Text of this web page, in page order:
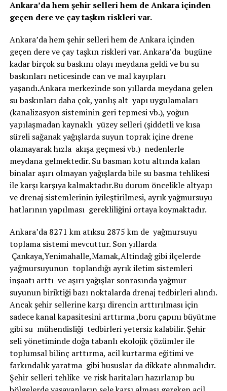
Ankara’da hem şehir selleri hem de Ankara içinden
geçen dere ve çay taşkın riskleri var.
Ankara’da hem şehir selleri hem de Ankara içinden
geçen dere ve çay taşkın riskleri var. Ankara’da bugüne
kadar birçok su baskını olayı meydana geldi ve bu su
baskınları neticesinde can ve mal kayıpları
yaşandı.Ankara merkezinde son yıllarda meydana gelen
su baskınları daha çok, yanlış alt yapı uygulamaları
(kanalizasyon sisteminin geri tepmesi vb.), yoğun
yapılaşmadan kaynaklı yüzey selleri (şiddetli ve kısa
süreli sağanak yağışlarda suyun toprak içine drene
olamayarak hızla akışa geçmesi vb.) nedenlerle
meydana gelmektedir. Su basman kotu altında kalan
binalar aşırı olmayan yağışlarda bile su basma tehlikesi
ile karşı karşıya kalmaktadır.Bu durum öncelikle altyapı
ve drenaj sistemlerinin iyileştirilmesi, ayrık yağmursuyu
hatlarının yapılması gerekliliğini ortaya koymaktadır.
Ankara’da 8271 km atıksu 2875 km de yağmursuyu
toplama sistemi mevcuttur. Son yıllarda
Çankaya,Yenimahalle,Mamak,Altindağ gibi ilçelerde
yağmursuyunun toplandığı ayrık iletim sistemleri
inşaatı arttı ve aşırı yağışlar sonrasında yağmur
suyunun biriktiği bazı noktalarda drenaj tedbirleri alındı.
Ancak şehir sellerine karşı direncin arttırılması için
sadece kanal kapasitesini arttırma ,boru çapını büyütme
gibi su mühendisliği tedbirleri yetersiz kalabilir. Şehir
seli yönetiminde doğa tabanlı ekolojik çözümler ile
toplumsal bilinç arttırma, acil kurtarma eğitimi ve
farkındalık yaratma gibi hususlar da dikkate alınmalıdır.
Şehir selleri tehlike ve risk haritaları hazırlanıp bu